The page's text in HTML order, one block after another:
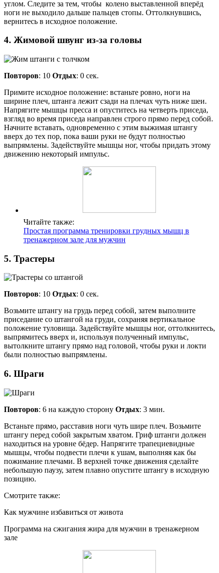
углом. Следите за тем, чтобы колено выставленной вперёд
ноги не выходило дальше пальцев стопы. Оттолкнувшись,
вернитесь в исходное положение.
4. Жимовой швунг из-за головы
Повторов: 10 Отдых: 0 сек.
Примите исходное положение: встаньте ровно, ноги на
ширине плеч, штанга лежит сзади на плечах чуть ниже шеи.
Напрягите мышцы пресса и опуститесь на четверть приседа,
взгляд во время приседа направлен строго прямо перед собой.
Начните вставать, одновременно с этим выжимая штангу
вверх до тех пор, пока ваши руки не будут полностью
выпрямлены. Задействуйте мышцы ног, чтобы придать этому
движению некоторый импульс.
Читайте также:
Простая программа тренировки грудных мышц в
тренажерном зале для мужчин
5. Трастеры
Повторов: 10 Отдых: 0 сек.
Возьмите штангу на грудь перед собой, затем выполните
приседание со штангой на груди, сохраняя вертикальное
положение туловища. Задействуйте мышцы ног, оттолкнитесь,
выпрямитесь вверх и, используя полученный импульс,
вытолкните штангу прямо над головой, чтобы руки и локти
были полностью выпрямлены.
6. Шраги
Повторов: 6 на каждую сторону Отдых: 3 мин.
Встаньте прямо, расставив ноги чуть шире плеч. Возьмите
штангу перед собой закрытым хватом. Гриф штанги должен
находиться на уровне бёдер. Напрягите трапециевидные
мышцы, чтобы подвести плечи к ушам, выполняя как бы
пожимание плечами. В верхней точке движения сделайте
небольшую паузу, затем плавно опустите штангу в исходную
позицию.
Смотрите также:
Как мужчине избавиться от живота
Программа на сжигания жира для мужчин в тренажерном
зале